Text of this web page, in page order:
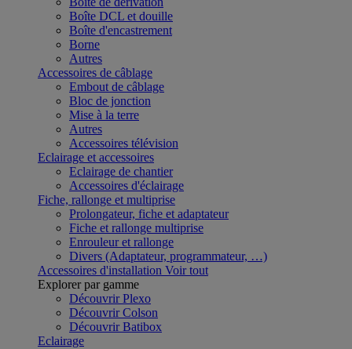
Boîte DCL et douille
Boîte d'encastrement
Borne
Autres
Accessoires de câblage
Embout de câblage
Bloc de jonction
Mise à la terre
Autres
Accessoires télévision
Eclairage et accessoires
Eclairage de chantier
Accessoires d'éclairage
Fiche, rallonge et multiprise
Prolongateur, fiche et adaptateur
Fiche et rallonge multiprise
Enrouleur et rallonge
Divers (Adaptateur, programmateur, …)
Accessoires d'installation Voir tout
Explorer par gamme
Découvrir Plexo
Découvrir Colson
Découvrir Batibox
Eclairage